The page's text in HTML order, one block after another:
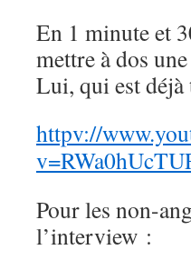
En 1 minute et
mettre à dos
Lui, qui est
httpv://
Pour les non-
l’interview :